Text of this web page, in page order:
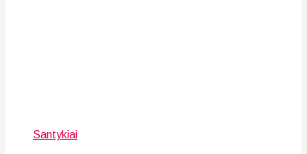
Santykiai